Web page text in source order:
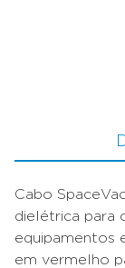
Cabo
dielétrica para
equipamentos
em vermelho